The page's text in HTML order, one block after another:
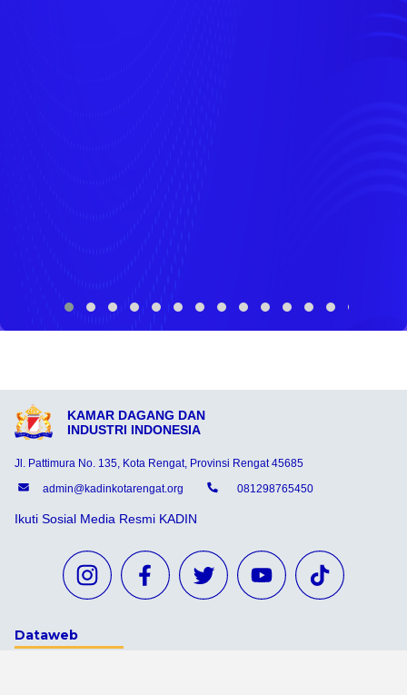
KAMAR DAGANG DAN
INDUSTRI INDONESIA
Jl. Pattimura No. 135, Kota Rengat, Provinsi Rengat 45685
admin@kadinkotarengat.org
081298765450
Ikuti Sosial Media Resmi KADIN
Dataweb